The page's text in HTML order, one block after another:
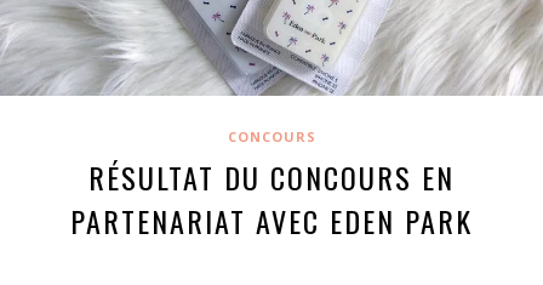
CONCOURS
RÉSULTAT DU CONCOURS EN
PARTENARIAT AVEC EDEN PARK